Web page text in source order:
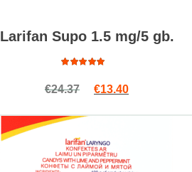
Larifan Supo 1.5 mg/5 gb.
4.79
из
€24.37 Первоначальная
€13.40Текущая